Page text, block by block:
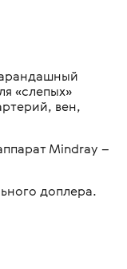
«слепых»
вен,
Mindray –
доплера.